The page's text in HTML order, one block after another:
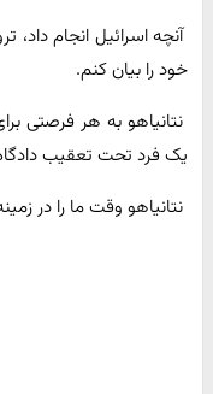
آنچه اسرائیل انجام
خود را بیان کنم.
نتانیاهو به هر فرصتی
یک فرد تحت تعقیب
نتانیاهو وقت ما را در